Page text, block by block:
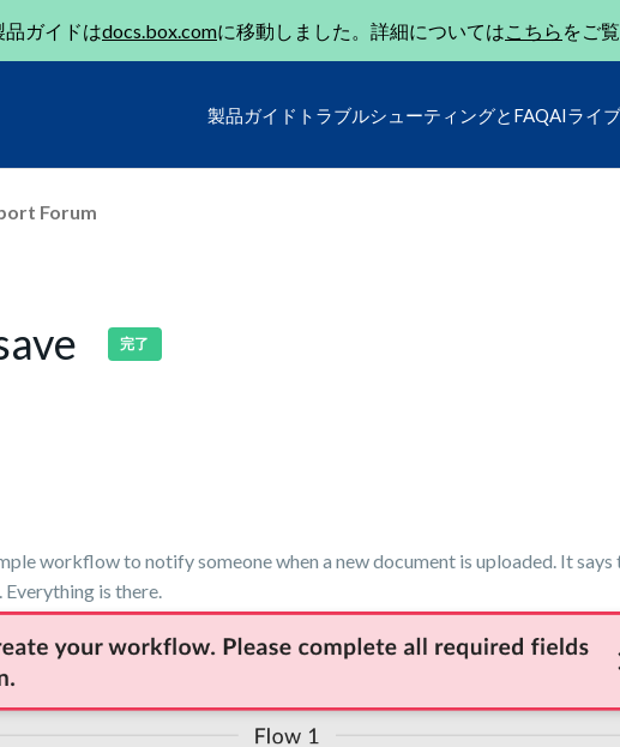
品ガイドはdocs.box.comに移動しました。詳細についてはこちら をご
製品ガイド トラブルシューティングとFAQAIライ
Forum
完了
workflow to notify someone when a new document is uploaded. It
is there.